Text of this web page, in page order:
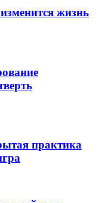
жизнь
практика